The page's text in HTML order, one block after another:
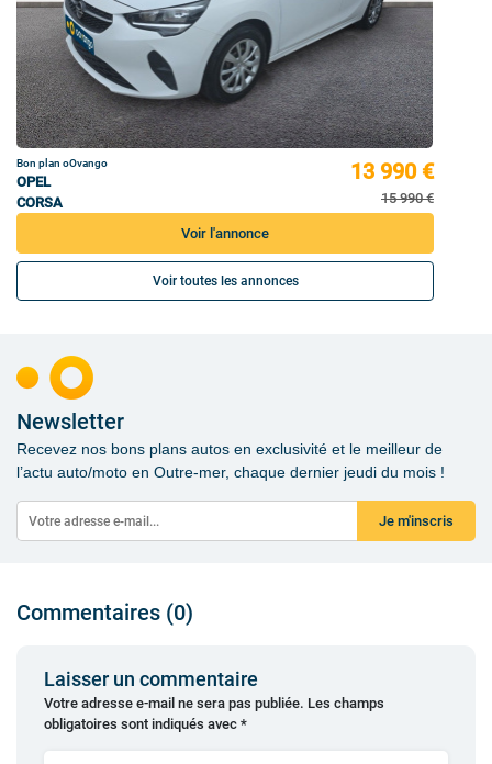
Bon plan oOvango
OPEL
CORSA
13 990 €
15 990 €
Voir l'annonce
Voir toutes les annonces
Newsletter
Recevez nos bons plans autos en exclusivité et le meilleur de
l’actu auto/moto en Outre-mer, chaque dernier jeudi du mois !
Je m'inscris
Commentaires (0)
Laisser un commentaire
Votre adresse e-mail ne sera pas publiée. Les champs
obligatoires sont indiqués avec *